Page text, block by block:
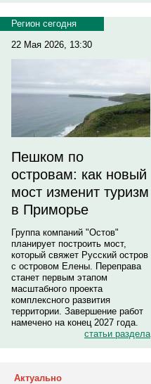
Регион сегодня
22 Мая 2026, 13:30
Пешком по
островам: как новый
мост изменит туризм
в Приморье
Группа компаний "Остов"
планирует построить мост,
который свяжет Русский остров
с островом Елены. Переправа
станет первым этапом
масштабного проекта
комплексного развития
территории. Завершение работ
намечено на конец 2027 года.
статьи раздела
Актуально